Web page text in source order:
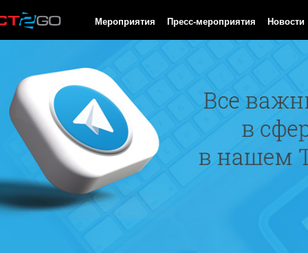
Мероприятия Пресс-мероприятия Новости